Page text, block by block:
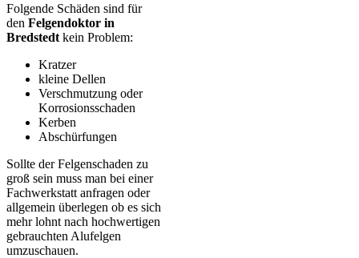
Folgende Schäden sind für
den Felgendoktor in
Bredstedt kein Problem:
Kratzer
kleine Dellen
Verschmutzung oder
Korrosionsschaden
Kerben
Abschürfungen
Sollte der Felgenschaden zu
groß sein muss man bei einer
Fachwerkstatt anfragen oder
allgemein überlegen ob es sich
mehr lohnt nach hochwertigen
gebrauchten Alufelgen
umzuschauen.